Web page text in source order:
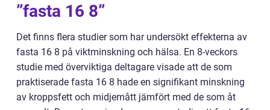
”fasta 16 8”
Det finns flera studier som har undersökt effekterna av
fasta 16 8 på viktminskning och hälsa. En 8-veckors
studie med överviktiga deltagare visade att de som
praktiserade fasta 16 8 hade en signifikant minskning
av kroppsfett och midjemått jämfört med de som åt